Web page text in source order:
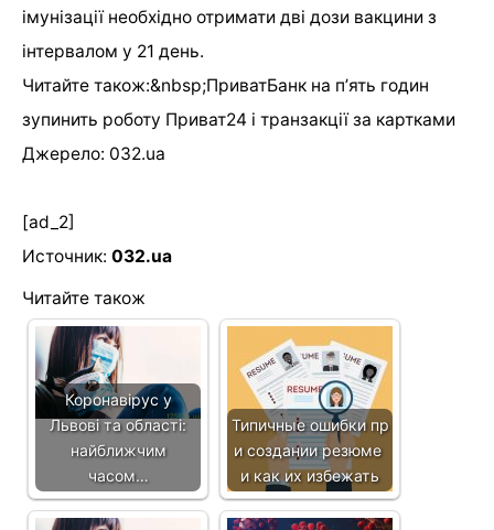
імунізації необхідно отримати дві дози вакцини з
інтервалом у 21 день.
Читайте також:&nbsp;ПриватБанк на пʼять годин
зупинить роботу Приват24 і транзакції за картками
Джерело: 032.ua
[ad_2]
Источник: 032.ua
Читайте також
Коронавірус у
Львові та області:
найближчим
часом…
Типичные ошибки пр
и создании резюме
и как их избежать